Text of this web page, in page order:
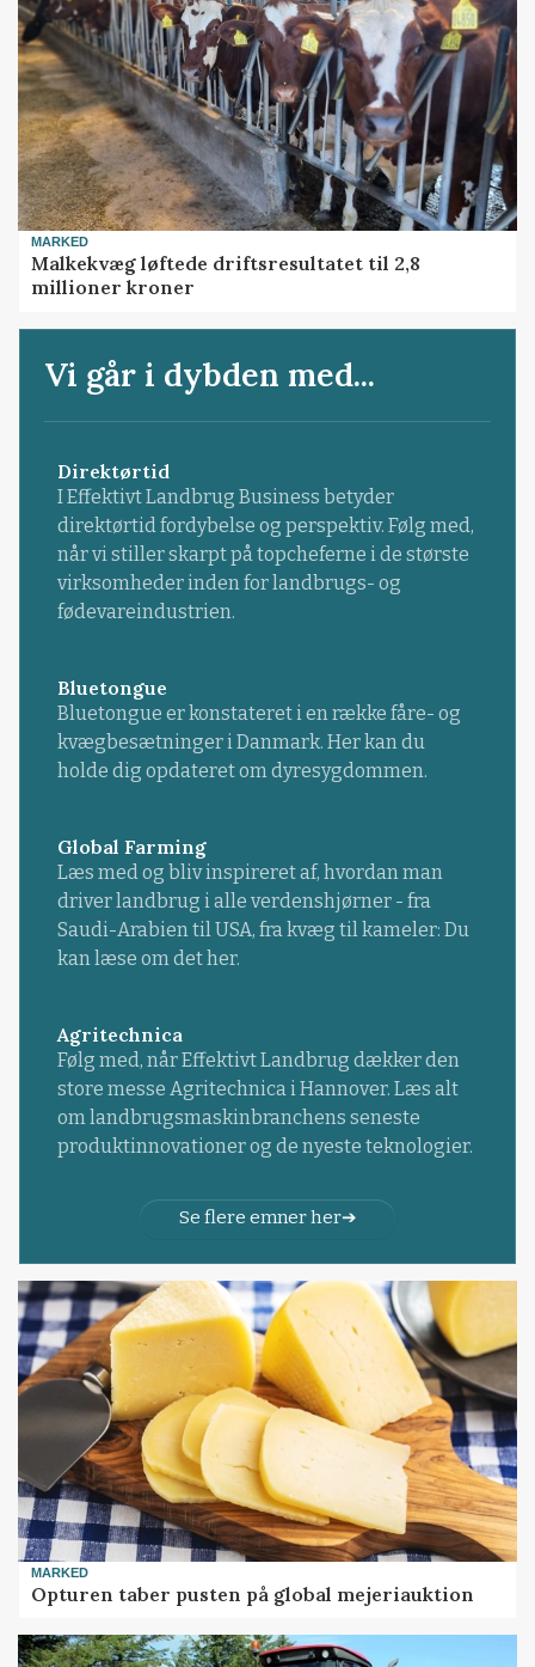
MARKED
Malkekvæg løftede driftsresultatet til 2,8
millioner kroner
Vi går i dybden med...
Direktørtid
I Effektivt Landbrug Business betyder
direktørtid fordybelse og perspektiv. Følg med,
når vi stiller skarpt på topcheferne i de største
virksomheder inden for landbrugs- og
fødevareindustrien.
Bluetongue
Bluetongue er konstateret i en række fåre- og
kvægbesætninger i Danmark. Her kan du
holde dig opdateret om dyresygdommen.
Global Farming
Læs med og bliv inspireret af, hvordan man
driver landbrug i alle verdenshjørner - fra
Saudi-Arabien til USA, fra kvæg til kameler: Du
kan læse om det her.
Agritechnica
Følg med, når Effektivt Landbrug dækker den
store messe Agritechnica i Hannover. Læs alt
om landbrugsmaskinbranchens seneste
produktinnovationer og de nyeste teknologier.
Se flere emner her
MARKED
Opturen taber pusten på global mejeriauktion